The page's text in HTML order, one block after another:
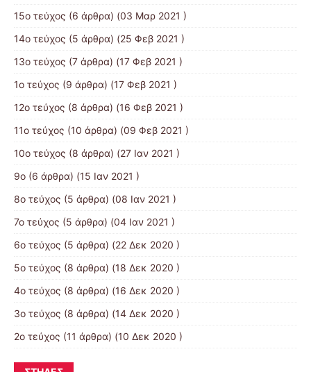
15ο τεύχος (6 άρθρα) (03 Μαρ 2021 )
14ο τεύχος (5 άρθρα) (25 Φεβ 2021 )
13ο τεύχος (7 άρθρα) (17 Φεβ 2021 )
1ο τεύχος (9 άρθρα) (17 Φεβ 2021 )
12ο τεύχος (8 άρθρα) (16 Φεβ 2021 )
11ο τεύχος (10 άρθρα) (09 Φεβ 2021 )
10ο τεύχος (8 άρθρα) (27 Ιαν 2021 )
9ο (6 άρθρα) (15 Ιαν 2021 )
8ο τεύχος (5 άρθρα) (08 Ιαν 2021 )
7ο τεύχος (5 άρθρα) (04 Ιαν 2021 )
6ο τεύχος (5 άρθρα) (22 Δεκ 2020 )
5ο τεύχος (8 άρθρα) (18 Δεκ 2020 )
4ο τεύχος (8 άρθρα) (16 Δεκ 2020 )
3ο τεύχος (8 άρθρα) (14 Δεκ 2020 )
2ο τεύχος (11 άρθρα) (10 Δεκ 2020 )